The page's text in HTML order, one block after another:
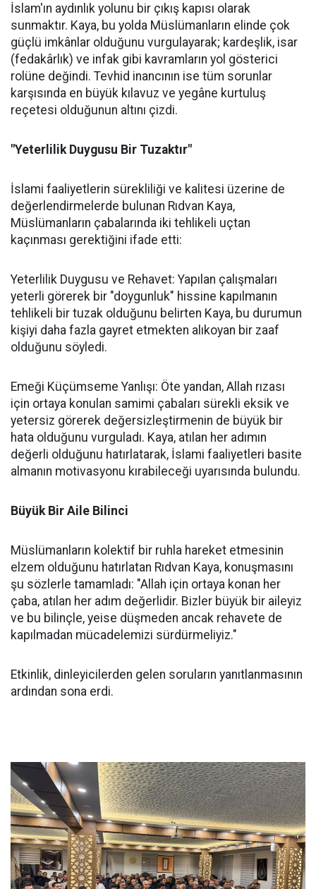
İslam'ın aydınlık yolunu bir çıkış kapısı olarak
sunmaktır. Kaya, bu yolda Müslümanların elinde çok
güçlü imkânlar olduğunu vurgulayarak; kardeşlik, isar
(fedakârlık) ve infak gibi kavramların yol gösterici
rolüne değindi. Tevhid inancının ise tüm sorunlar
karşısında en büyük kılavuz ve yegâne kurtuluş
reçetesi olduğunun altını çizdi.
"Yeterlilik Duygusu Bir Tuzaktır"
İslami faaliyetlerin sürekliliği ve kalitesi üzerine de
değerlendirmelerde bulunan Rıdvan Kaya,
Müslümanların çabalarında iki tehlikeli uçtan
kaçınması gerektiğini ifade etti:
Yeterlilik Duygusu ve Rehavet: Yapılan çalışmaları
yeterli görerek bir "doygunluk" hissine kapılmanın
tehlikeli bir tuzak olduğunu belirten Kaya, bu durumun
kişiyi daha fazla gayret etmekten alıkoyan bir zaaf
olduğunu söyledi.
Emeği Küçümseme Yanlışı: Öte yandan, Allah rızası
için ortaya konulan samimi çabaları sürekli eksik ve
yetersiz görerek değersizleştirmenin de büyük bir
hata olduğunu vurguladı. Kaya, atılan her adımın
değerli olduğunu hatırlatarak, İslami faaliyetleri basite
almanın motivasyonu kırabileceği uyarısında bulundu.
Büyük Bir Aile Bilinci
Müslümanların kolektif bir ruhla hareket etmesinin
elzem olduğunu hatırlatan Rıdvan Kaya, konuşmasını
şu sözlerle tamamladı: "Allah için ortaya konan her
çaba, atılan her adım değerlidir. Bizler büyük bir aileyiz
ve bu bilinçle, yeise düşmeden ancak rehavete de
kapılmadan mücadelemizi sürdürmeliyiz."
Etkinlik, dinleyicilerden gelen soruların yanıtlanmasının
ardından sona erdi.